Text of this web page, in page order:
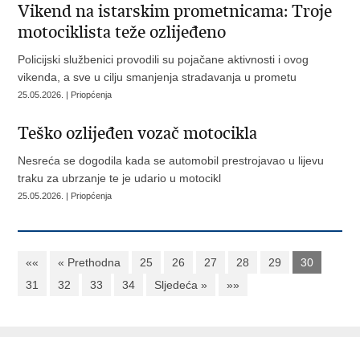
Vikend na istarskim prometnicama: Troje
motociklista teže ozlijeđeno
Policijski službenici provodili su pojačane aktivnosti i ovog
vikenda, a sve u cilju smanjenja stradavanja u prometu
25.05.2026. | Priopćenja
Teško ozlijeđen vozač motocikla
Nesreća se dogodila kada se automobil prestrojavao u lijevu
traku za ubrzanje te je udario u motocikl
25.05.2026. | Priopćenja
«« « Prethodna 25 26 27 28 29
30
31
32 33 34 Sljedeća » »»